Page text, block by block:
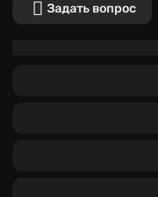
Задать вопрос